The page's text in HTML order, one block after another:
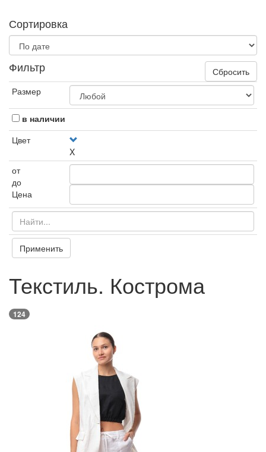
Сортировка
Фильтр
Сбросить
Размер
в наличии
Цвет
X
от
до
Цена
Применить
Текстиль. Кострома
124